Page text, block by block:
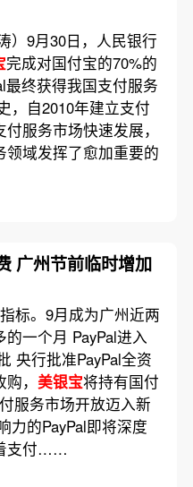
）9月30日，人民银行
完成对国付宝的70%的
最终获得我国支付服务
，自2010年建立支付
服务市场快速发展，
域发挥了愈加重要的
广州节前临时增加
标。9月成为广州近两
一个月 PayPal进入
央行批准PayPal全资
， 美银宝将持有国付
服务市场开放迈入新
力的PayPal即将深度
支付……